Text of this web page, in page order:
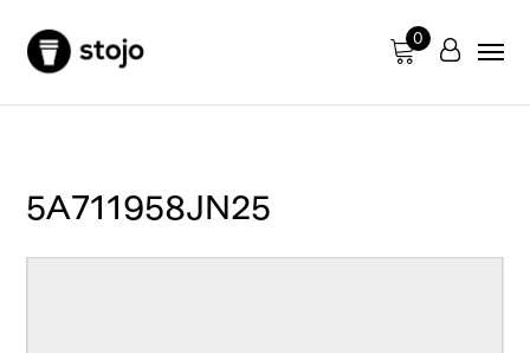
0
5A711958JN25